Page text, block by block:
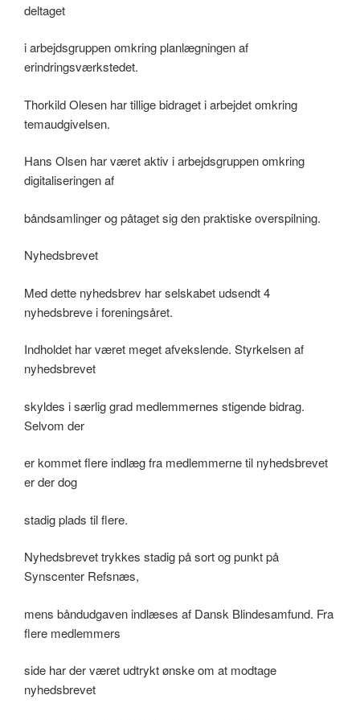
deltaget
i arbejdsgruppen omkring planlægningen af
erindringsværkstedet.
Thorkild Olesen har tillige bidraget i arbejdet omkring
temaudgivelsen.
Hans Olsen har været aktiv i arbejdsgruppen omkring
digitaliseringen af
båndsamlinger og påtaget sig den praktiske overspilning.
Nyhedsbrevet
Med dette nyhedsbrev har selskabet udsendt 4
nyhedsbreve i foreningsåret.
Indholdet har været meget afvekslende. Styrkelsen af
nyhedsbrevet
skyldes i særlig grad medlemmernes stigende bidrag.
Selvom der
er kommet flere indlæg fra medlemmerne til nyhedsbrevet
er der dog
stadig plads til flere.
Nyhedsbrevet trykkes stadig på sort og punkt på
Synscenter Refsnæs,
mens båndudgaven indlæses af Dansk Blindesamfund. Fra
flere medlemmers
side har der været udtrykt ønske om at modtage
nyhedsbrevet